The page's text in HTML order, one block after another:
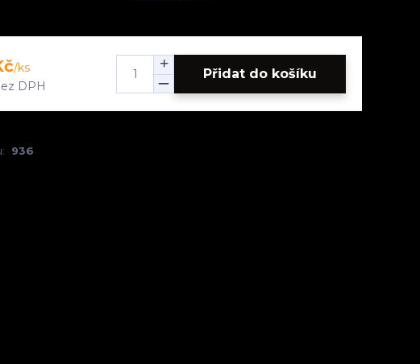
/ks
DPH
Přidat do košíku
936